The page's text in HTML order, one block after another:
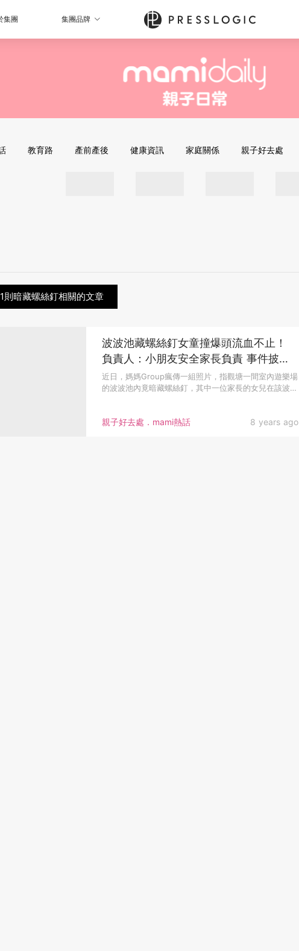
集團 集團品牌
教育路 產前產後 健康資訊 家庭關係 親子好去處
則暗藏螺絲釘相關的文章
親子好去處．mami熱話 8 years ago
波波池藏螺絲釘女童撞爆頭流血不止！
負責人：小朋友安全家長負責 事件披露
終道歉 停業7日！
近日，媽媽Group瘋傳一組照片，指觀塘一間室內遊樂場
的波波池內竟暗藏螺絲釘，其中一位家長的女兒在該波波